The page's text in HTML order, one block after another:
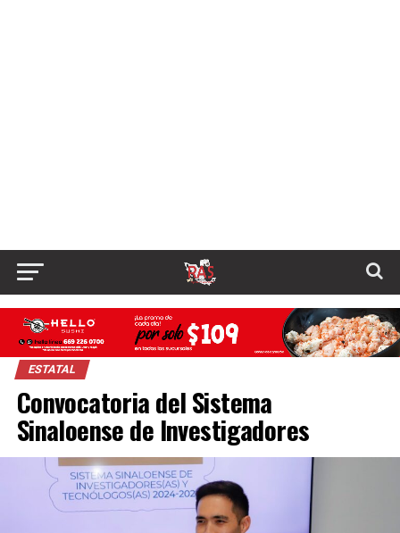
ESTATAL
Convocatoria del Sistema
Sinaloense de Investigadores